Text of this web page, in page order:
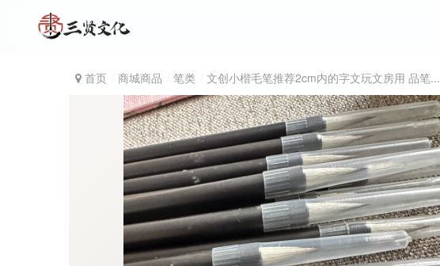
首页 商城商品 笔类 文创小楷毛笔推荐2cm内的字文玩文房用 品笔...